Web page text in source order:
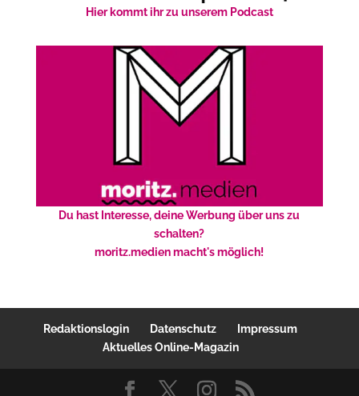
Hier kommt ihr zu unserem Podcast
Du hast Interesse, deine Werbung über uns zu
schalten?
moritz.medien macht's möglich!
Redaktionslogin Datenschutz
Impressum
Aktuelles Online-Magazin